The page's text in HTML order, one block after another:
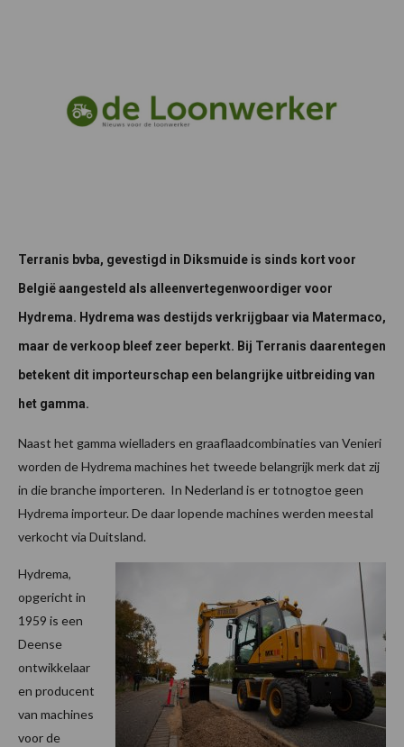
Terranis bvba, gevestigd in Diksmuide is sinds kort voor
België aangesteld als alleenvertegenwoordiger voor
Hydrema. Hydrema was destijds verkrijgbaar via Matermaco,
maar de verkoop bleef zeer beperkt. Bij Terranis daarentegen
betekent dit importeurschap een belangrijke uitbreiding van
het gamma.
Naast het gamma wielladers en graaflaadcombinaties van Venieri
worden de Hydrema machines het tweede belangrijk merk dat zij
in die branche importeren. In Nederland is er totnogtoe geen
Hydrema importeur. De daar lopende machines werden meestal
verkocht via Duitsland.
Hydrema,
opgericht in
1959 is een
Deense
ontwikkelaar
en producent
van machines
voor de